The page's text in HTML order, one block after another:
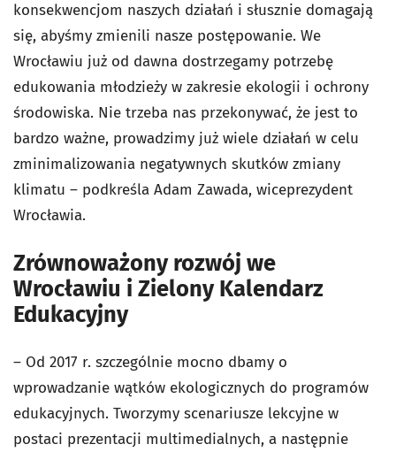
konsekwencjom naszych działań i słusznie domagają
się, abyśmy zmienili nasze postępowanie. We
Wrocławiu już od dawna dostrzegamy potrzebę
edukowania młodzieży w zakresie ekologii i ochrony
środowiska. Nie trzeba nas przekonywać, że jest to
bardzo ważne, prowadzimy już wiele działań w celu
zminimalizowania negatywnych skutków zmiany
klimatu – podkreśla Adam Zawada, wiceprezydent
Wrocławia.
Zrównoważony rozwój we
Wrocławiu i Zielony Kalendarz
Edukacyjny
– Od 2017 r. szczególnie mocno dbamy o
wprowadzanie wątków ekologicznych do programów
edukacyjnych. Tworzymy scenariusze lekcyjne w
postaci prezentacji multimedialnych, a następnie